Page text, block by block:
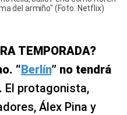
del armiño" (Foto: Netflix)
TEMPORADA?
“Berlín” no tendrá
El protagonista,
Álex Pina y